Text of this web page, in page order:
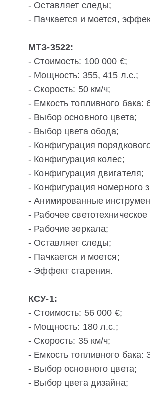
- Оставляет следы;
- Пачкается и моется,
МТЗ-3522:
- Стоимость: 100 000 €;
- Мощность: 355, 415 л.с.;
- Скорость: 50 км/ч;
- Емкость топливного бака:
- Выбор основного цвета;
- Выбор цвета обода;
- Конфигурация
- Конфигурация колес;
- Конфигурация двигателя;
- Конфигурация номерного
- Анимированные
- Рабочее
- Рабочие зеркала;
- Оставляет следы;
- Пачкается и моется;
- Эффект старения.
КСУ-1:
- Стоимость: 56 000 €;
- Мощность: 180 л.с.;
- Скорость: 35 км/ч;
- Емкость топливного бака:
- Выбор основного цвета;
- Выбор цвета дизайна;